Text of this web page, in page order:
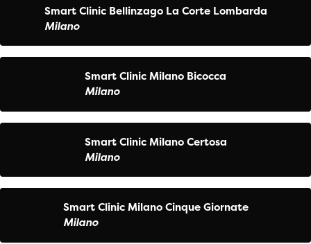
Smart Clinic Bellinzago La Corte Lombarda
Milano
Smart Clinic Milano Bicocca
Milano
Smart Clinic Milano Certosa
Milano
Smart Clinic Milano Cinque Giornate
Milano